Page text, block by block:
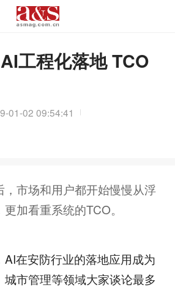
工程化落地 TCO
01-02 09:54:41
市场和用户都开始慢慢从浮
加看重系统的TCO。
在安防行业的落地应用成为
市管理等领域大家谈论最多